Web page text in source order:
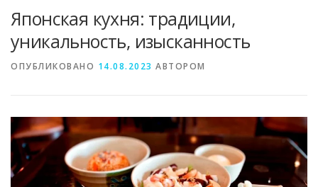
РЕЦЕПТЫ ТРАДИЦИИ СТАТЬИ
Японская кухня: традиции,
уникальность, изысканность
ОПУБЛИКОВАНО 14.08.2023 АВТОРОМ